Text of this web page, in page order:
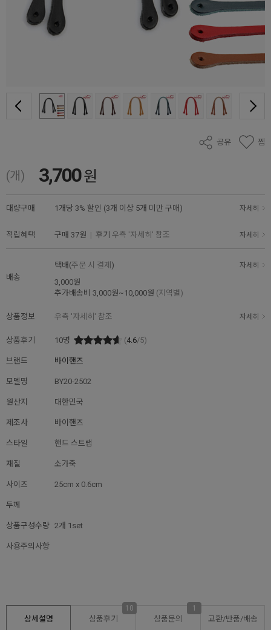
공유 찜
(개) 3,700원
대량구매 1개당 3% 할인 (3개 이상 5개 미만 구매) 자세히
적립혜택 구매 37원 | 후기 우측 '자세히' 참조 자세히
배송
택배(주문 시 결제 ) 자세히
3,000원
추가배송비 3,000원~10,000원 (지역별)
상품정보 우측 '자세히' 참조 자세히
상품후기 10명 (4.6/5)
브랜드 바이핸즈
모델명 BY20-2502
원산지 대한민국
제조사 바이핸즈
스타일 핸드 스트랩
재질 소가죽
사이즈 25cm x 0.6cm
두께
상품구성수량 2개 1set
사용주의사항
상세설명 상품후기
10
상품문의
1
교환/반품/배송